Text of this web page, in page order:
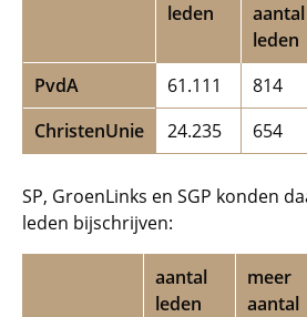
leden
aantal
leden
PvdA 61.111 814
ChristenUnie
24.235 654
SP, GroenLinks en SGP konden
leden bijschrijven:
aantal
leden
meer
aantal